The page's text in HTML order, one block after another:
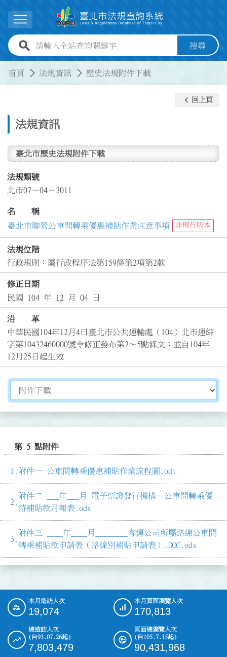
展開選單
全站查詢關鍵字欄位 搜尋
首頁 法規資訊 歷史法規附件下載
法規資訊
keyboard_arrow_left 回上頁
臺北市歷史法規附件下載
法規類號
北市07－04－3011
名 稱
臺北市聯營公車間轉乘優惠補貼作業注意事項
非現行版本
法規位階
行政規則：屬行政程序法第159條第2項第2款
修正日期
民國 104 年 12 月 04 日
沿 革
中華民國104年12月4日臺北市公共運輸處（104）北市運綜
字第10432460000號令修正發布第2～5點條文；並自104年
12月25日起生效
切換選擇法規資訊內容
第 5 點附件
附件一 公車間轉乘優惠補貼作業流程圖.odt
附件二 ___年___月 電子票證發行機構－公車間轉乘優
待補貼款月報表.ods
附件三 ____年____月________客運公司所屬路線公車間
轉乘補貼款申請表（路線別補貼申請表）.DOC.ods
::: 本月造訪人次
19,074
本月頁面瀏覽人次
170,813
總造訪人次
(自93.07.26起)
7,803,479
頁面總瀏覽人次
(自105.7.15起)
90,431,968